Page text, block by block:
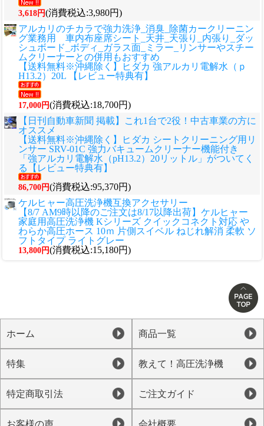
3,618円(消費税込:3,980円)
アルカリのチカラで強力洗浄_消臭_除菌カークリーニン
グ業務用 車内布座席シート_天井_天張り_内張り_ダッ
シュボード_ボディ_ガラス面_ミラー_リンサーやスチー
ムクリーナーとの併用もおすすめ
【送料無料※沖縄除く】ヒダカ 強アルカリ電解水（ｐ
H13.2）20L 【レビュー特典有】
17,000円(消費税込:18,700円)
【日刊自動車新聞 掲載】これ1台で2役！中古車業の方に
オススメ
【送料無料※沖縄除く】ヒダカ シートクリーニング用リ
ンサー SRV-01C 強力バキュームクリーナー機能付き
「強アルカリ電解水（pH13.2）20リットル」がついてく
る【レビュー特典有】
86,700円(消費税込:95,370円)
ケルヒャー高圧洗浄機互換アクセサリー
【8/7 AM9時以降のご注文は8/17以降出荷】ケルヒャー
家庭用高圧洗浄機 Kシリーズ クイックコネクト対応 や
わらか高圧ホース 10ｍ 片側スイベル ねじれ解消 柔軟 ソ
フトタイプ ライトグレー
13,800円(消費税込:15,180円)
ホーム 商品一覧
特集 教えて！高圧洗浄機
特定商取引法 ご注文ガイド